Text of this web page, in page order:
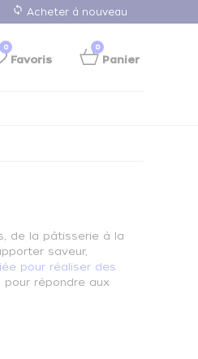
loop Acheter à nouveau
0
Favoris
0
Panier
de la pâtisserie à la
saveur,
pour réaliser des
répondre aux